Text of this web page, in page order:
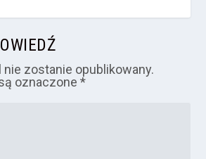
zostanie opublikowany.
oznaczone*